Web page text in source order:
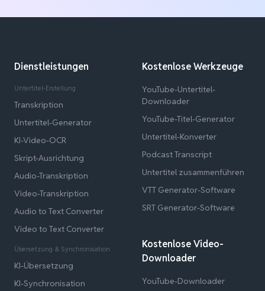
Dienstleistungen
Untertitel-Erstellung
Transkription
Untertitel-Generator
KI-Video-OCR
Skript-Ausrichtung
Audio-Transkription
Video-Transkription
Audio to Text Converter
Video to Text Converter
Übersetzung & Synchronisation
KI-Übersetzung
KI-Synchronisation
Kostenlose Werkzeuge
YouTube-Untertitel-
Downloader
YouTube-Titel-Generator
Untertitel-Konverter
Podcast Transcript
Untertitel zusammenführen
VTT Generator-Software
SRT Generator-Software
Kostenlose Video-
Downloader
YouTube-Downloader